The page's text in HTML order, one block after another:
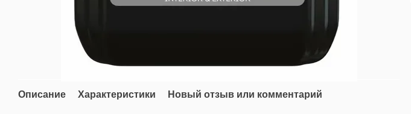
Описание Характеристики Новый отзыв или комментарий